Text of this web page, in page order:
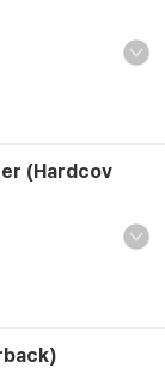
(Hardcov